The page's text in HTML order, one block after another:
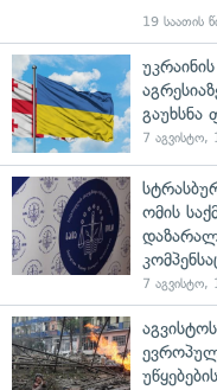
19 საათის
გაუხსნა
7 აგვისტო,
ომის
7 აგვისტო,